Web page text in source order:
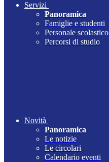
Servizi
Panoramica
Famiglie e studenti
Personale scolastico
Percorsi di studio
Novità
Panoramica
Le notizie
Le circolari
Calendario eventi